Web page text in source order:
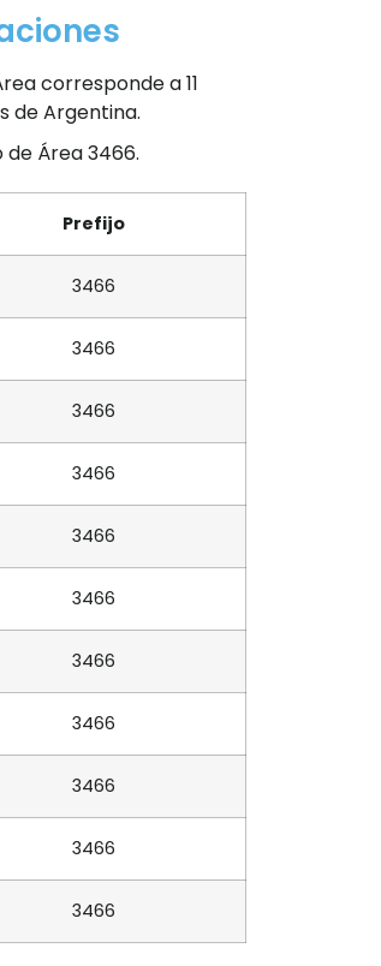
corresponde a 11
de Argentina.
Área 3466.
Prefijo
3466
3466
3466
3466
3466
3466
3466
3466
3466
3466
3466